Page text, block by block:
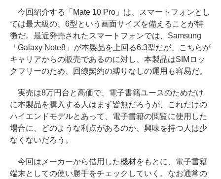
今回紹介する「Mate 10 Pro」は、スマートフォンとし
ては最大級の、6型という画面サイズを備えることが特
徴だ。最近発売されたスマートフォンでは、Samsung
「Galaxy Note8」が本製品を上回る6.3型だが、こちらが
キャリアからの販売であるのに対し、本製品はSIMロッ
クフリーのため、回線契約の縛りなしの運用も容易だ。
実売は8万円台と高価で、電子書籍ユースのためだけ
に本製品を購入する人はまず皆無だろうが、これだけの
ハイエンドモデルとあって、電子書籍の閲覧に使用した
場合に、どのような利点があるのか、興味を持つ人は少
なくないだろう。
今回はメーカーから借用した機材をもとに、電子書籍
端末としての使い勝手をチェックしていく。なお通常の